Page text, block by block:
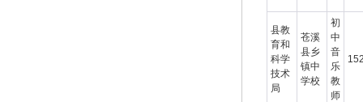
县教
育和
科学
技术
局
苍溪
县乡
镇中
学校
初
中
音
乐
教
师